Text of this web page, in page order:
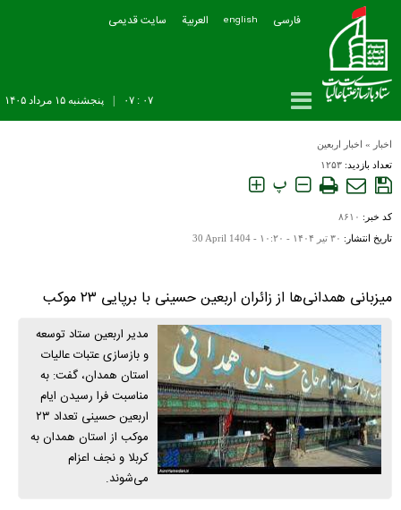
فارسی english العربیة سایت قدیمی
پنجشنبه ۱۵ مرداد ۱۴۰۵ ۰۷ : ۰۷
اخبار » اخبار اربعین
تعداد بازدید: ۱۲۵۳
پ
کد خبر: ۸۶۱۰
تاریخ انتشار: ۳۰ تير ۱۴۰۴ - ۱۰:۲۰ - 30 April 1404
میزبانی همدانی‌ها از زائران اربعین حسینی با برپایی ۲۳ موکب
مدیر اربعین ستاد توسعه
و بازسازی عتبات عالیات
استان همدان، گفت: به
مناسبت فرا رسیدن ایام
اربعین حسینی تعداد ۲۳
موکب از استان همدان به
کربلا و نجف اعزام
می‌شوند.